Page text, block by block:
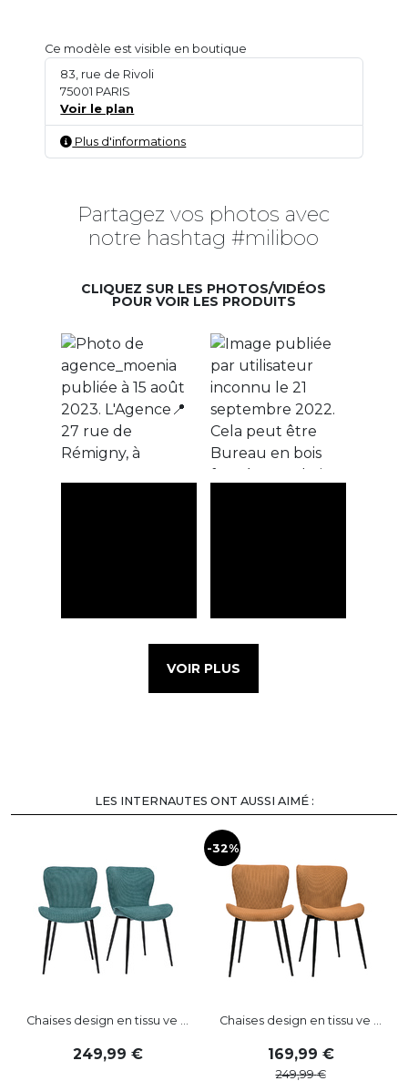
Ce modèle est visible en boutique
83, rue de Rivoli
75001 PARIS
Voir le plan
Plus d'informations
Partagez vos photos avec
notre hashtag #miliboo
CLIQUEZ SUR LES PHOTOS/VIDÉOS
POUR VOIR LES PRODUITS
VOIR PLUS
LES INTERNAUTES ONT AUSSI AIMÉ :
Chaises design en tissu ve ...
249,99
-32%
Chaises design en tissu ve ...
169,99
249,99